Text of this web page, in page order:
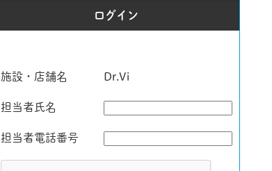
ログイン
施設・店舗名 Dr.Vi
担当者氏名
担当者電話番号